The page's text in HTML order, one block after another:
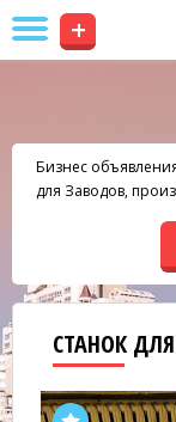
+
Бизнес
для Заводов,
СТАНОК